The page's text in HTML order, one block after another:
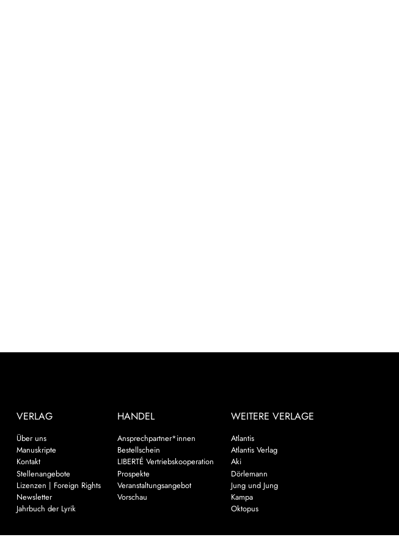
VERLAG
Über uns
Manuskripte
Kontakt
Stellenangebote
Lizenzen | Foreign Rights
Newsletter
Jahrbuch der Lyrik
HANDEL
Ansprechpartner*innen
Bestellschein
LIBERTÉ Vertriebskooperation
Prospekte
Veranstaltungsangebot
Vorschau
WEITERE VERLAGE
Atlantis
Atlantis Verlag
Aki
Dörlemann
Jung und Jung
Kampa
Oktopus